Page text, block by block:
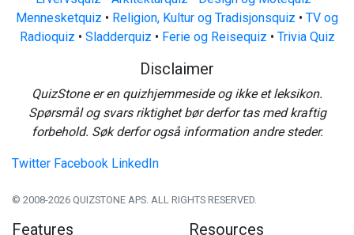
Mennesketquiz • Religion, Kultur og Tradisjonsquiz • TV og
Radioquiz • Sladderquiz • Ferie og Reisequiz • Trivia Quiz
Disclaimer
QuizStone er en quizhjemmeside og ikke et leksikon.
Spørsmål og svars riktighet bør derfor tas med kraftig
forbehold. Søk derfor også information andre steder.
Twitter Facebook LinkedIn
© 2008-2026 QUIZSTONE APS. ALL RIGHTS RESERVED.
Features Resources